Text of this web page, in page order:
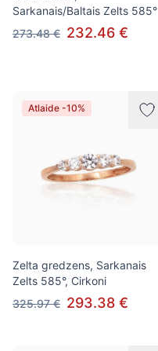
Sarkanais/Baltais Zelts 585°
273.48 € 232.46 €
Atlaide -10%
Zelta gredzens, Sarkanais
Zelts 585°, Cirkoni
325.97 € 293.38 €